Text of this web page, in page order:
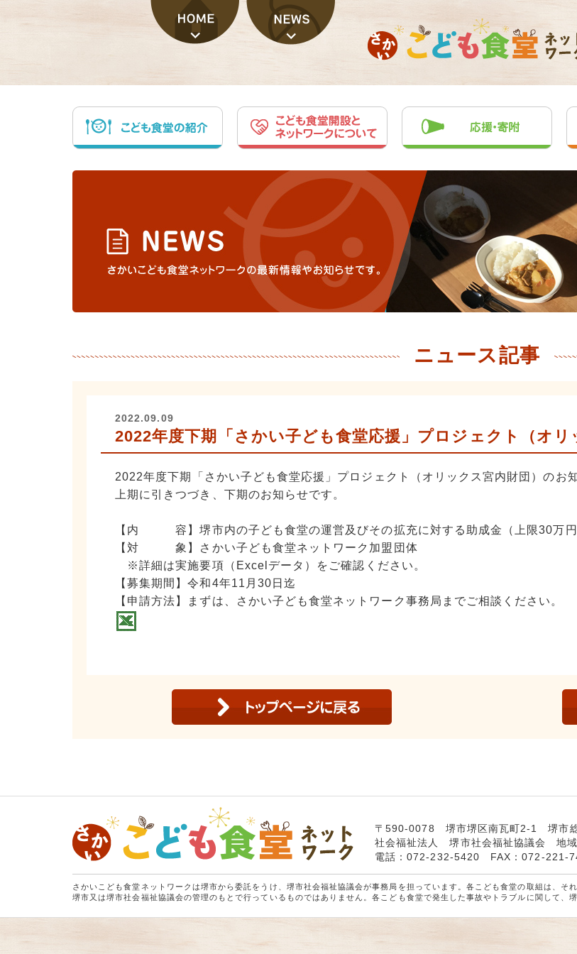
ニュース記事
2022.09.09
2022年度下期「さかい子ども食堂応援」プロジェクト（オ
2022年度下期「さかい子ども食堂応援」プロジェクト（オリックス宮内財団）のお
上期に引きつづき、下期のお知らせです。
【内 容】堺市内の子ども食堂の運営及びその拡充に対する助成金（上限30万円
【対 象】さかい子ども食堂ネットワーク加盟団体
※詳細は実施要項（Excelデータ）をご確認ください。
【募集期間】令和4年11月30日迄
【申請方法】まずは、さかい子ども食堂ネットワーク事務局までご相談ください。
〒590-0078 堺市堺区南瓦町2-1 堺市
社会福祉法人 堺市社会福祉協議会 地
電話：072-232-5420 FAX：072-221-
さかいこども食堂ネットワークは堺市から委託をうけ、堺市社会福祉協議会が事務局を担っています。各こども食堂の取組は、そ
堺市又は堺市社会福祉協議会の管理のもとで行っているものではありません。各こども食堂で発生した事故やトラブルに関して、